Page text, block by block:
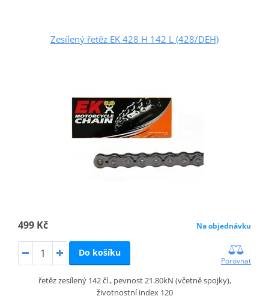
Zesílený řetěz EK 428 H 142 L (428/DEH)
499 Kč Na objednávku
Do košíku
Porovnat
řetěz zesílený 142 čl., pevnost 21.80kN (včetně spojky),
životnostní index 120